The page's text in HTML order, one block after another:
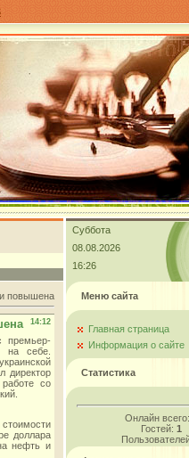
Суббота
08.08.2026
16:26
и повышена
14:12
премьер-
на себе.
директор
со
стоимости
доллара
нефть и
Меню сайта
Главная страница
Информация о сайте
Статистика
Онлайн всего:
Гостей: 1